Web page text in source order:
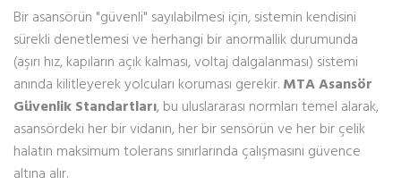
Bir asansörün "güvenli" sayılabilmesi için, sistemin kendisini
sürekli denetlemesi ve herhangi bir anormallik durumunda
(aşırı hız, kapıların açık kalması, voltaj dalgalanması) sistemi
anında kilitleyerek yolcuları koruması gerekir. MTA Asansör
Güvenlik Standartları, bu uluslararası normları temel alarak,
asansördeki her bir vidanın, her bir sensörün ve her bir çelik
halatın maksimum tolerans sınırlarında çalışmasını güvence
altına alır.